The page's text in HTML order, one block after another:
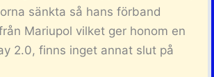
sänkta så hans förband
Mariupol vilket ger honom en
2.0, finns inget annat slut på